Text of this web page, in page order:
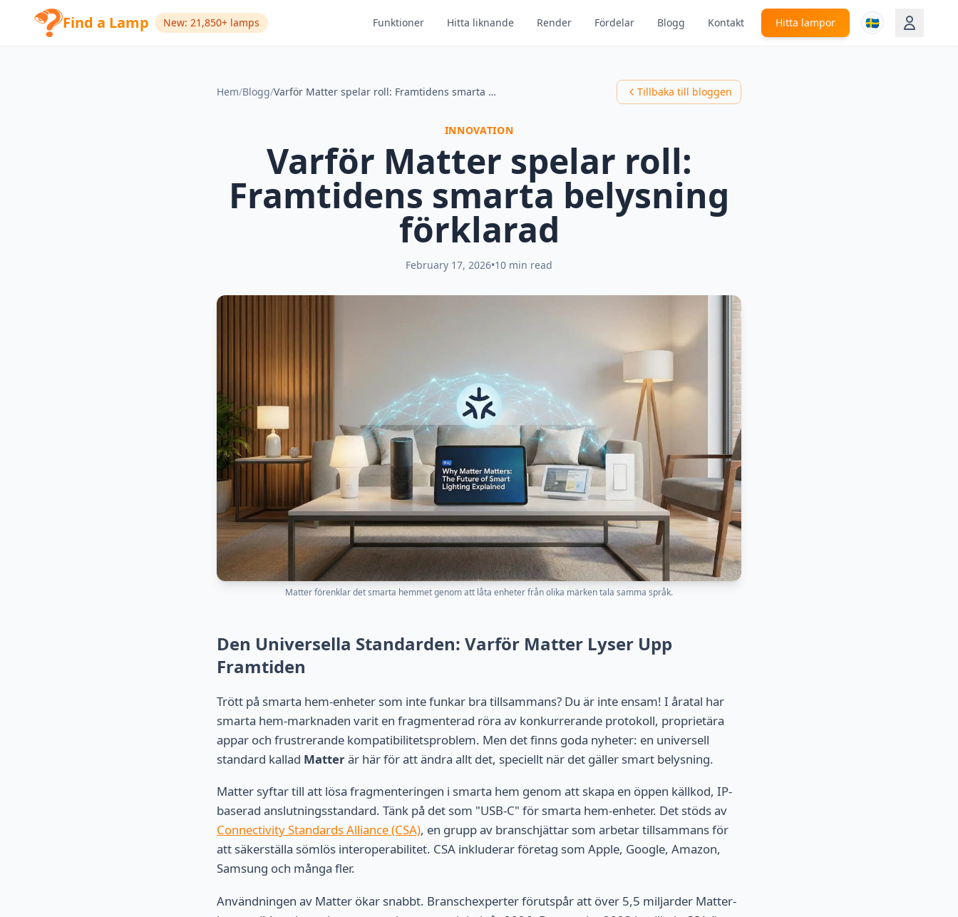
Find a Lamp New: 21,850+ lamps Funktioner Hitta liknande Render Fördelar Blogg Kontakt Hitta lampor 🇸🇪
Hem/Blogg/ Varför Matter spelar roll: Framtidens smarta belysning förklarad Tillbaka till bloggen
INNOVATION
Varför Matter spelar roll:
Framtidens smarta belysning
förklarad
February 17, 2026•10 min read
Matter förenklar det smarta hemmet genom att låta enheter från olika märken tala samma språk.
Den Universella Standarden: Varför Matter Lyser Upp
Framtiden
Trött på smarta hem-enheter som inte funkar bra tillsammans? Du är inte ensam! I åratal har
smarta hem-marknaden varit en fragmenterad röra av konkurrerande protokoll, proprietära
appar och frustrerande kompatibilitetsproblem. Men det finns goda nyheter: en universell
standard kallad Matterär här för att ändra allt det, speciellt när det gäller smart belysning.
Matter syftar till att lösa fragmenteringen i smarta hem genom att skapa en öppen källkod, IP-
baserad anslutningsstandard. Tänk på det som "USB-C" för smarta hem-enheter. Det stöds av
Connectivity Standards Alliance (CSA), en grupp av branschjättar som arbetar tillsammans för
att säkerställa sömlös interoperabilitet. CSA inkluderar företag som Apple, Google, Amazon,
Samsung och många fler.
Användningen av Matter ökar snabbt. Branschexperter förutspår att över 5,5 miljarder Matter-